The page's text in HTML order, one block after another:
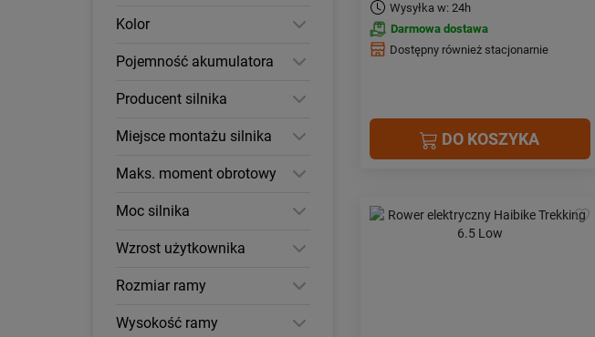
Kolor
Pojemność akumulatora
Producent silnika
Miejsce montażu silnika
Maks. moment obrotowy
Moc silnika
Wzrost użytkownika
Rozmiar ramy
Wysokość ramy
Wysyłka w: 24h
Darmowa dostawa
Dostępny również stacjonarnie
DO KOSZYKA